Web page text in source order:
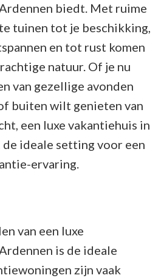
biedt. Met ruime
tuinen tot je beschikking,
en tot rust komen
natuur. Of je nu
van gezellige avonden
buiten wilt genieten van
een luxe vakantiehuis in
ideale setting voor een
ervaring.
van een luxe
is de ideale
zijn vaak